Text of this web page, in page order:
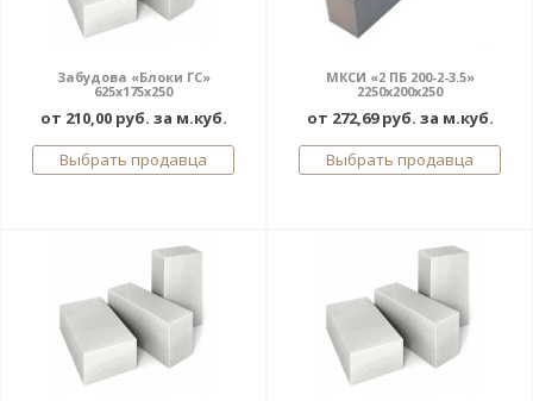
Забудова «Блоки ГС»
625x175x250
от 210,00 руб. за м.куб.
Выбрать продавца
МКСИ «2 ПБ 200-2-3.5»
2250х200х250
от 272,69 руб. за м.куб.
Выбрать продавца